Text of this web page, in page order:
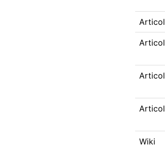
Articol
Articol
Articol
Articol
Wiki